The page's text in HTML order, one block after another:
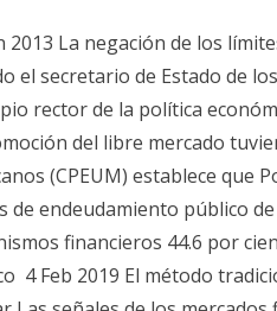
2013 La negación de los
el secretario de Estado de
rector de la política
del libre mercado
(CPEUM) establece que
de endeudamiento público
financieros 44.6 por
4 Feb 2019 El método